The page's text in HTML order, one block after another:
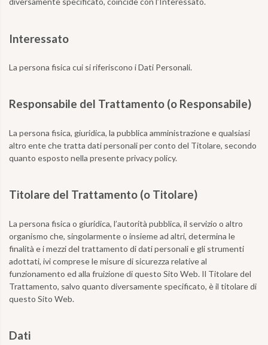
Interessato
La persona fisica cui si riferiscono i Dati Personali.
Responsabile del Trattamento (o Responsabile)
La persona fisica, giuridica, la pubblica amministrazione e qualsiasi
altro ente che tratta dati personali per conto del Titolare, secondo
quanto esposto nella presente privacy policy.
Titolare del Trattamento (o Titolare)
La persona fisica o giuridica, l’autorità pubblica, il servizio o altro
organismo che, singolarmente o insieme ad altri, determina le
finalità e i mezzi del trattamento di dati personali e gli strumenti
adottati, ivi comprese le misure di sicurezza relative al
funzionamento ed alla fruizione di questo Sito Web. Il Titolare del
Trattamento, salvo quanto diversamente specificato, è il titolare di
questo Sito Web.
Dati